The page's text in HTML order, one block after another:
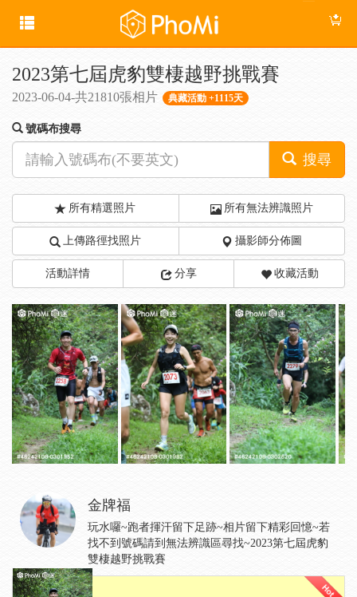
2023第七屆虎豹雙棲越野挑戰賽
2023-06-04-共21810張相片 典藏活動 +1115天
號碼布搜尋
搜尋
所有精選照片 所有無法辨識照片
上傳路徑找照片 攝影師分佈圖
活動詳情 分享 收藏活動
金牌福
玩水囉~跑者揮汗留下足跡~相片留下精彩回憶~若
找不到號碼請到無法辨識區尋找~2023第七屆虎豹
雙棲越野挑戰賽